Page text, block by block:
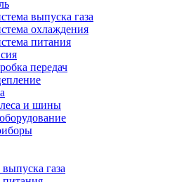
выпуска газа
охлаждения
питания
передач
и шины
газа